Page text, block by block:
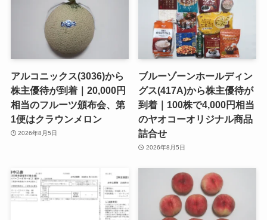
アルコニックス(3036)から
株主優待が到着｜20,000円
相当のフルーツ頒布会、第
1便はクラウンメロン
2026年8月5日
ブルーゾーンホールディン
グス(417A)から株主優待が
到着｜100株で4,000円相当
のヤオコーオリジナル商品
詰合せ
2026年8月5日